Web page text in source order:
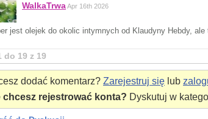
WalkaTrwaApr 16th 2026
jest olejek do okolic intymnych od Klaudyny Hebdy, ale
do 19 z 19
dodać komentarz? Zarejestruj się lub
chcesz rejestrować konta? Dyskutuj w